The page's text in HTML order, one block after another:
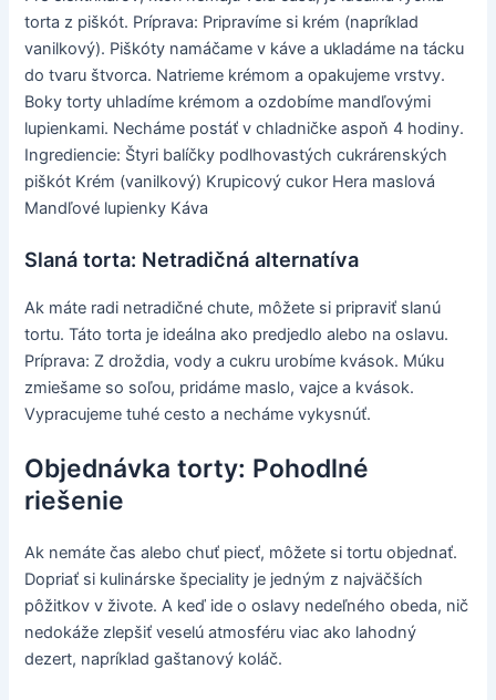
torta z piškót. Príprava: Pripravíme si krém (napríklad
vanilkový). Piškóty namáčame v káve a ukladáme na tácku
do tvaru štvorca. Natrieme krémom a opakujeme vrstvy.
Boky torty uhladíme krémom a ozdobíme mandľovými
lupienkami. Necháme postáť v chladničke aspoň 4 hodiny.
Ingrediencie: Štyri balíčky podlhovastých cukrárenských
piškót Krém (vanilkový) Krupicový cukor Hera maslová
Mandľové lupienky Káva
Slaná torta: Netradičná alternatíva
Ak máte radi netradičné chute, môžete si pripraviť slanú
tortu. Táto torta je ideálna ako predjedlo alebo na oslavu.
Príprava: Z droždia, vody a cukru urobíme kvások. Múku
zmiešame so soľou, pridáme maslo, vajce a kvások.
Vypracujeme tuhé cesto a necháme vykysnúť.
Objednávka torty: Pohodlné
riešenie
Ak nemáte čas alebo chuť piecť, môžete si tortu objednať.
Dopriať si kulinárske špeciality je jedným z najväčších
pôžitkov v živote. A keď ide o oslavy nedeľného obeda, nič
nedokáže zlepšiť veselú atmosféru viac ako lahodný
dezert, napríklad gaštanový koláč.